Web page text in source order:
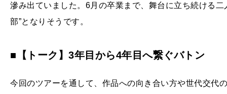
滲み出ていました。6月の卒業まで、舞台に立ち続ける
部”となりそうです。
■【トーク】3年目から4年目へ繋ぐバトン
今回のツアーを通して、作品への向き合い方や世代交代